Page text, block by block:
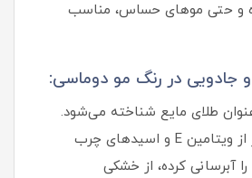
و حتی موهای حساس، مناسب
جادویی در رنگ مو دوماسی:
طلای مایع شناخته می‌شود.
این روغن سرشار از ویتامین E و اسیدهای چرب
آبرسانی کرده، از خشکی